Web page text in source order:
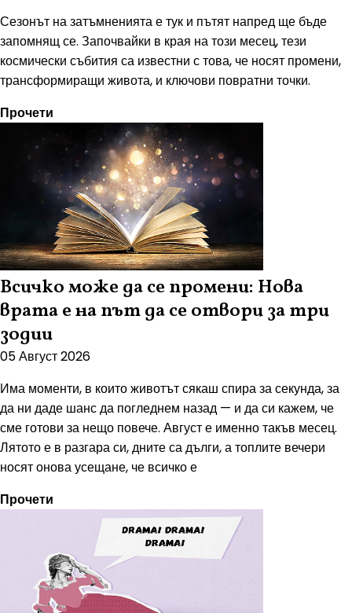
Сезонът на затъмненията е тук и пътят напред ще бъде
запомнящ се. Започвайки в края на този месец, тези
космически събития са известни с това, че носят промени,
трансформиращи живота, и ключови повратни точки.
Прочети
Всичко може да се промени: Нова
врата е на път да се отвори за три
зодии
05 Август 2026
Има моменти, в които животът сякаш спира за секунда, за
да ни даде шанс да погледнем назад — и да си кажем, че
сме готови за нещо повече. Август е именно такъв месец.
Лятото е в разгара си, дните са дълги, а топлите вечери
носят онова усещане, че всичко е
Прочети